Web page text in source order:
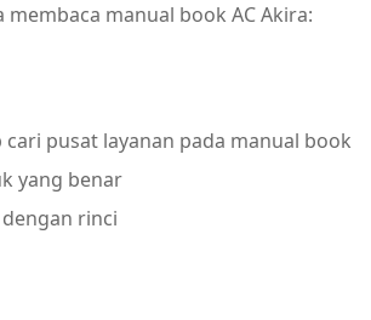
manual book AC Akira:
pusat layanan pada manual book
yang benar
rinci